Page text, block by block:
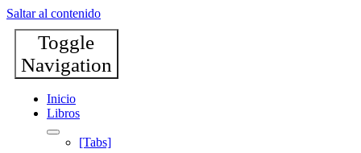
Saltar al contenido
Toggle
Navigation
Inicio
Libros
[Tabs]